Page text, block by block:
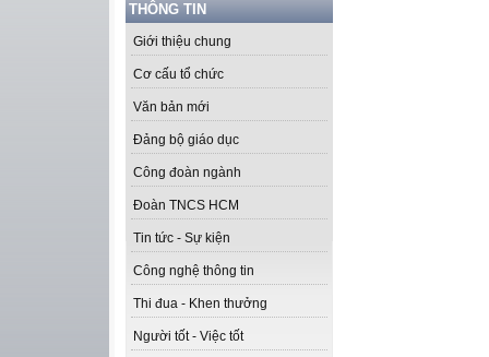
THÔNG TIN
Giới thiệu chung
Cơ cấu tổ chức
Văn bản mới
Đảng bộ giáo dục
Công đoàn ngành
Đoàn TNCS HCM
Tin tức - Sự kiện
Công nghệ thông tin
Thi đua - Khen thưởng
Người tốt - Việc tốt